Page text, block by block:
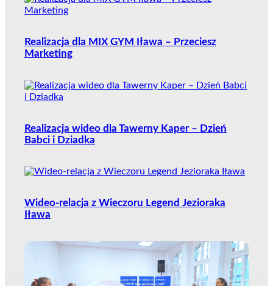
Realizacja dla MIX GYM Iława – Przeciesz
Marketing
Realizacja wideo dla Tawerny Kaper – Dzień
Babci i Dziadka
Wideo-relacja z Wieczoru Legend Jezioraka
Iława